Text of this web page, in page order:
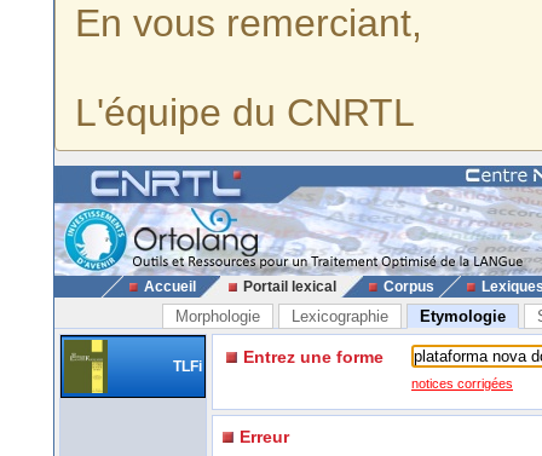
En vous remerciant,
L'équipe du CNRTL
Accueil Portail lexical Corpus
Morphologie Lexicographie Etymologie
TLFi Entrez une forme
notices corrigées
Erreur